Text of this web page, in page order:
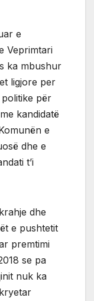
e
Veprimtari
ka mbushur
ligjore per
për
kandidatë
e
dhe e
t’i
dhe
e pushtetit
premtimi
se pa
nuk ka